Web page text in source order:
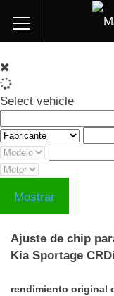
Select vehicle
Mostrar
Ajuste de chip
Kia Sportage
rendimiento original